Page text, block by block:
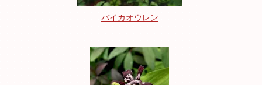
バイカオウレン